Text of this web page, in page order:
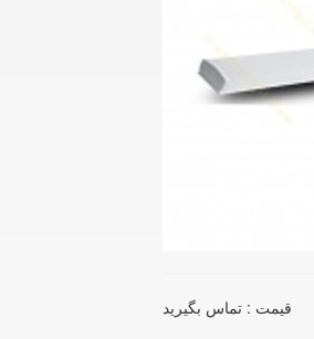
قیمت : تماس بگیرید